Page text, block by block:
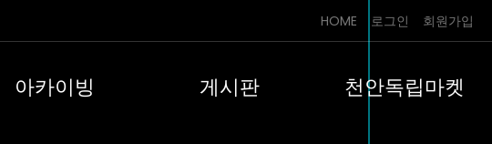
HOME 로그인 회원가입
아카이빙 게시판 천안독립마켓